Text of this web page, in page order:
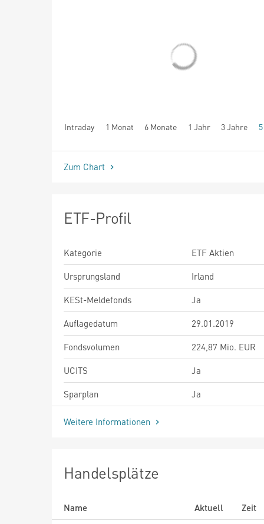
Intraday 1 Monat 6 Monate 1 Jahr 3 Jahre
seit Beginn
Zum Chart
ETF-Profil
Kategorie
ETF Aktien
Ursprungsland
Irland
KESt-Meldefonds
Ja
Auflagedatum
29.01.2019
Fondsvolumen
224,87 Mio. EUR
UCITS
Ja
Sparplan
Ja
Weitere Informationen
Handelsplätze
Name Aktuell
Zeit